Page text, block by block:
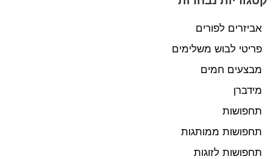
אביזרים לפורים
פריטי לבוש משלימים
מבצעים חמים
מידברן
תחפושות
תחפושות ממותגות
תחפושות לזוגות